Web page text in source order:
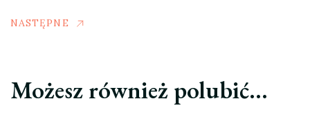
NASTĘPNE
Możesz również polubić…